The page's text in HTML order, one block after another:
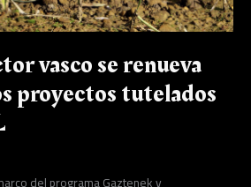
vasco se renueva
proyectos tutelados
del programa Gaztenek y